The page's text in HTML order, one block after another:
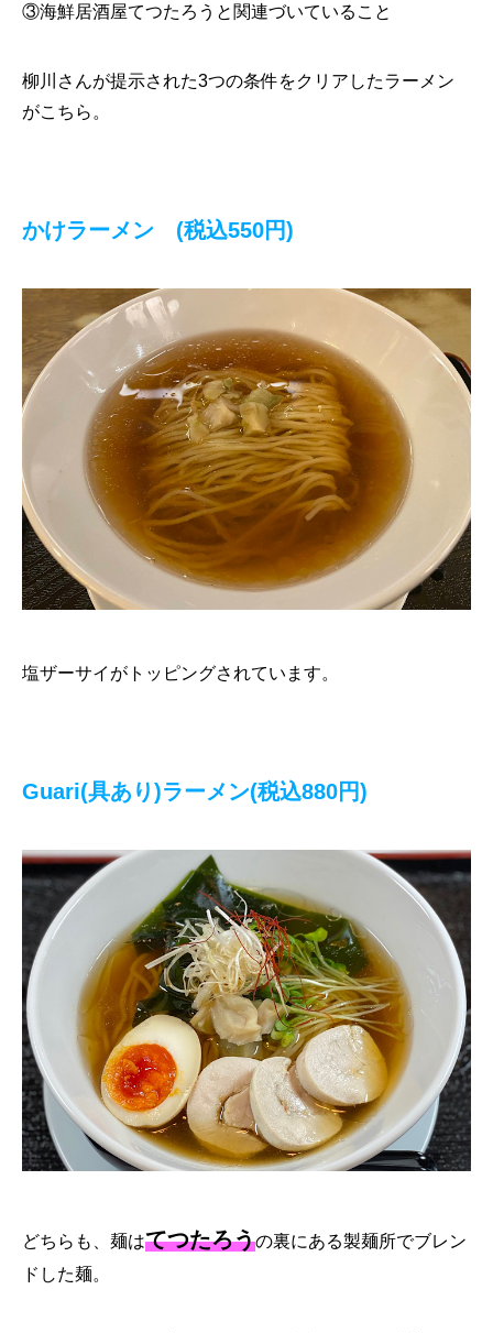
③海鮮居酒屋てつたろうと関連づいていること
柳川さんが提示された3つの条件をクリアしたラーメン
がこちら。
かけラーメン (税込550円)
塩ザーサイがトッピングされています。
Guari(具あり)ラーメン(税込880円)
どちらも、麺はてつたろうの裏にある製麺所でブレン
ドした麺。